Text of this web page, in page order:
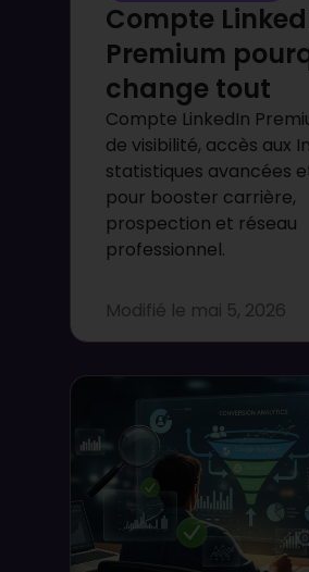
Compte
Premium
change tout
Compte LinkedIn
de visibilité, accès aux
statistiques avancées
pour booster carrière,
prospection et réseau
professionnel.
Modifié le mai 5, 2026